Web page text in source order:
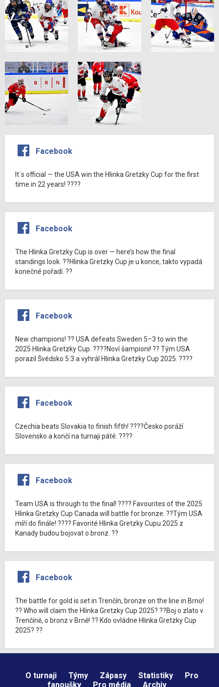
Facebook
It´s official — the USA win the Hlinka Gretzky Cup for the first
time in 22 years! ????
Facebook
The Hlinka Gretzky Cup is over — here’s how the final
standings look. ??Hlinka Gretzky Cup je u konce, takto vypadá
konečné pořadí. ??
Facebook
New champions! ?? USA defeats Sweden 5–3 to win the
2025 Hlinka Gretzky Cup. ????Noví šampioni! ?? Tým USA
porazil Švédsko 5:3 a vyhrál Hlinka Gretzky Cup 2025. ????
Facebook
Czechia beats Slovakia to finish fifth! ????Česko poráží
Slovensko a končí na turnaji páté. ????
Facebook
Team USA is through to the final! ???? Favourites of the 2025
Hlinka Gretzky Cup Canada will battle for bronze. ??Tým USA
míří do finále! ???? Favorité Hlinka Gretzky Cupu 2025 z
Kanady budou bojovat o bronz. ??
Facebook
The battle for gold is set in Trenčín, bronze on the line in Brno!
?? Who will claim the Hlinka Gretzky Cup 2025? ??Boj o zlato v
Trenčíně, o bronz v Brně! ?? Kdo ovládne Hlinka Gretzky Cup
2025? ??
O turnaji Týmy Zápasy Statistiky
Pro
fanoušky
Pro média Archiv